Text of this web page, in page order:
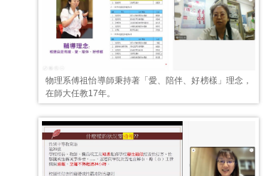
物理系傅祖怡導師秉持著「愛、陪伴、好榜樣」理念，
在師大任教17年。